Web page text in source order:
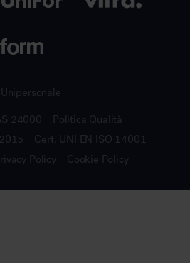
24000
Politica Qualità
Cert. UNI EN ISO 14001
Policy Cookie Policy